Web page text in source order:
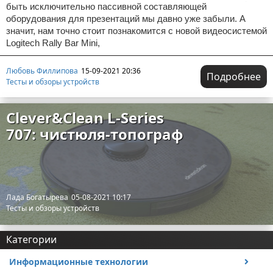
быть исключительно пассивной составляющей
оборудования для презентаций мы давно уже забыли. А
значит, нам точно стоит познакомится с новой видеосистемой
Logitech Rally Bar Mini,
Любовь Филлипова 15-09-2021 20:36
Тесты и обзоры устройств
Подробнее
Clever&Clean L-Series
707: чистюля-топограф
Лада Богатырева 05-08-2021 10:17
Тесты и обзоры устройств
Категории
Информационные технологии